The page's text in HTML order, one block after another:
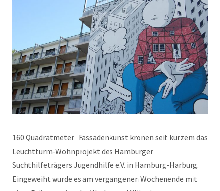
160 Quadratmeter Fassadenkunst krönen seit kurzem das
Leuchtturm-Wohnprojekt des Hamburger
Suchthilfeträgers Jugendhilfe e.V. in Hamburg-Harburg.
Eingeweiht wurde es am vergangenen Wochenende mit